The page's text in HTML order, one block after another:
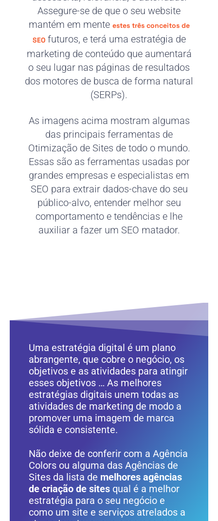
Assegure-se de que o seu website
mantém em mente estes três conceitos de
SEOfuturos, e terá uma estratégia de
marketing de conteúdo que aumentará
o seu lugar nas páginas de resultados
dos motores de busca de forma natural
(SERPs).
As imagens acima mostram algumas
das principais ferramentas de
Otimização de Sites de todo o mundo.
Essas são as ferramentas usadas por
grandes empresas e especialistas em
SEO para extrair dados-chave do seu
público-alvo, entender melhor seu
comportamento e tendências e lhe
auxiliar a fazer um SEO matador.
Uma estratégia digital é um plano
abrangente, que cobre o negócio, os
objetivos e as atividades para atingir
esses objetivos … As melhores
estratégias digitais unem todas as
atividades de marketing de modo a
promover uma imagem de marca
sólida e consistente.
Não deixe de conferir com a Agência
Colors ou alguma das Agências de
Sites da lista de melhores agências
de criação de sitesqual é a melhor
estratégia para o seu negócio e
como um site e serviços atrelados a